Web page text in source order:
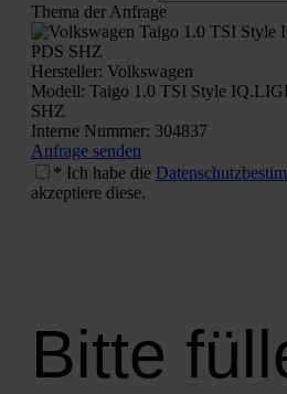
The­ma der Anfra­ge
Her­stel­ler: Volks­wa­gen
Modell: Tai­go 1.0 TSI Style
SHZ
Inter­ne Num­mer: 304837
Anfra­ge sen­den
* Ich habe die
akzep­tie­re die­se.
Bitte